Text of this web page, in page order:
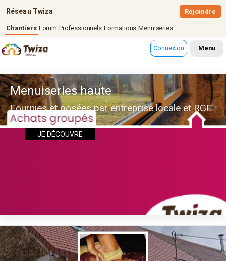
Réseau Twiza
Chantiers Forum Professionnels Formations Menuiseries
Rejoindre
Connexion Menu
Menuiseries haute
Fournies et posées par entreprise locale et RGE
JE DÉCOUVRE